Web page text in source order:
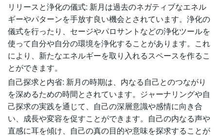
リリースと浄化の儀式: 新月は過去のネガティブなエネル
ギーやパターンを手放す良い機会とされています。浄化の
儀式を行ったり、セージやパロサントなどの浄化ツールを
使って自分や自分の環境を浄化することがあります。これ
により、新たなエネルギーを取り入れるスペースを作るこ
とができます。
自己探求と内省: 新月の時期は、内なる自己とのつながり
を深めるための時間とされています。ジャーナリングや自
己探求の実践を通じて、自己の深層意識や感情に向き合
い、成長や変容を促すことができます。自己の内なる声や
直感に耳を傾け、自己の真の目的や意味を探求することが